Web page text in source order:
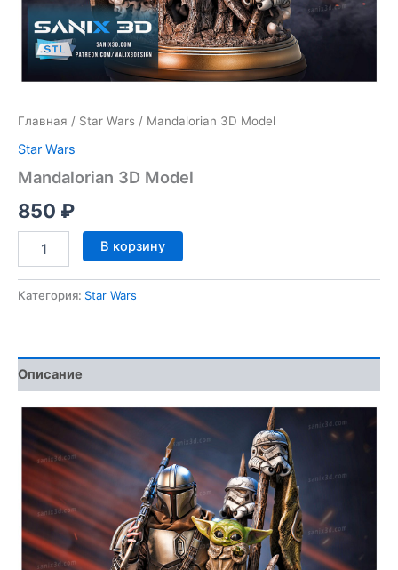
Главная / Star Wars / Mandalorian 3D Model
Star Wars
Mandalorian 3D Model
850 ₽
Количество
товара
3D
В корзину
Категория: Star Wars
Описание